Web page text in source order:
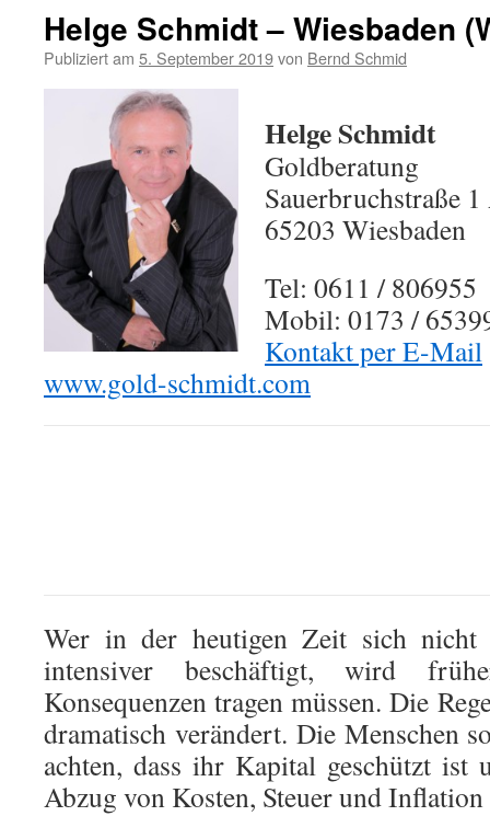
Helge Schmidt – Wiesbaden
Publiziert am 5. September 2019von Bernd Schmid
Helge Schmidt
Goldberatung
Sauerbruchstraße
65203 Wiesbaden
Tel: 0611 / 806955
Mobil: 0173 /
Kontakt per E-Mail
www.gold-schmidt.com
Wer in der heutigen Zeit sich
intensiver beschäftigt, wird
Konsequenzen tragen müssen. Die
dramatisch verändert. Die Menschen
achten, dass ihr Kapital geschützt ist
Abzug von Kosten, Steuer und Inflation